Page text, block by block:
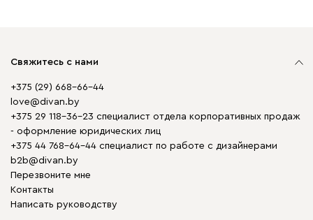
Свяжитесь с нами
+375 (29) 668-66-44
love@divan.by
+375 29 118-36-23 специалист отдела корпоративных продаж
- оформление юридических лиц
+375 44 768-64-44 специалист по работе с дизайнерами
b2b@divan.by
Перезвоните мне
Контакты
Написать руководству